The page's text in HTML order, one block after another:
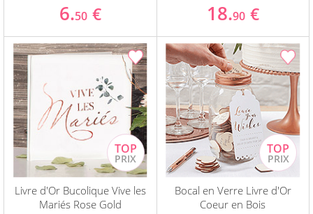
6.50 € 18.90 €
Livre d'Or Bucolique Vive les
Mariés Rose Gold
Bocal en Verre Livre d'Or
Coeur en Bois